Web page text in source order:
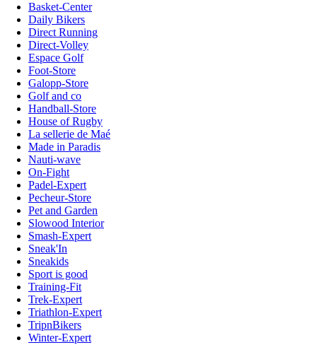
Basket-Center
Daily Bikers
Direct Running
Direct-Volley
Espace Golf
Foot-Store
Galopp-Store
Golf and co
Handball-Store
House of Rugby
La sellerie de Maé
Made in Paradis
Nauti-wave
On-Fight
Padel-Expert
Pecheur-Store
Pet and Garden
Slowood Interior
Smash-Expert
Sneak'In
Sneakids
Sport is good
Training-Fit
Trek-Expert
Triathlon-Expert
TripnBikers
Winter-Expert